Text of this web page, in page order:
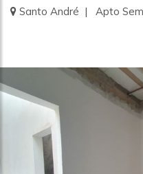
Santo André | Apto